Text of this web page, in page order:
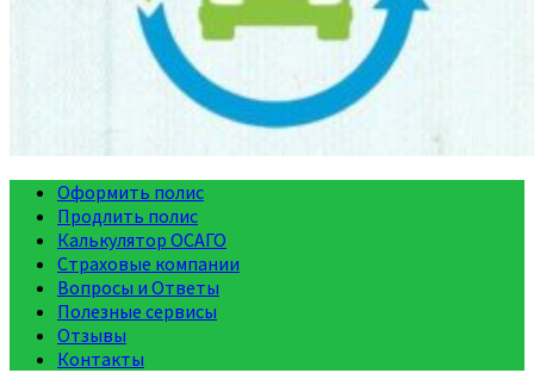
Оформить полис
Продлить полис
Калькулятор ОСАГО
Страховые компании
Вопросы и Ответы
Полезные сервисы
Отзывы
Контакты